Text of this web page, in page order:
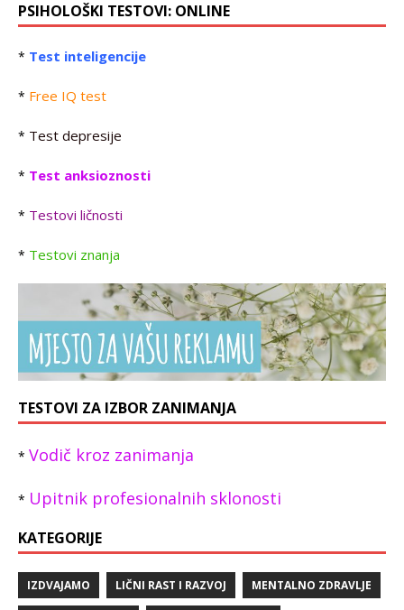
PSIHOLOŠKI TESTOVI: ONLINE
* Test inteligencije
* Free IQ test
* Test depresije
* Test anksioznosti
* Testovi ličnosti
* Testovi znanja
TESTOVI ZA IZBOR ZANIMANJA
* Vodič kroz zanimanja
* Upitnik profesionalnih sklonosti
KATEGORIJE
IZDVAJAMO LIČNI RAST I RAZVOJ MENTALNO ZDRAVLJE